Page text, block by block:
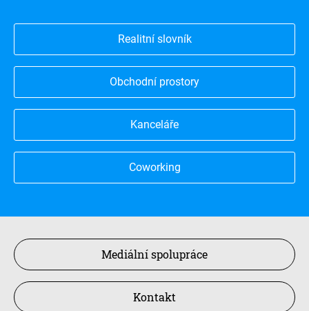
Realitní slovník
Obchodní prostory
Kanceláře
Coworking
Mediální spolupráce
Kontakt